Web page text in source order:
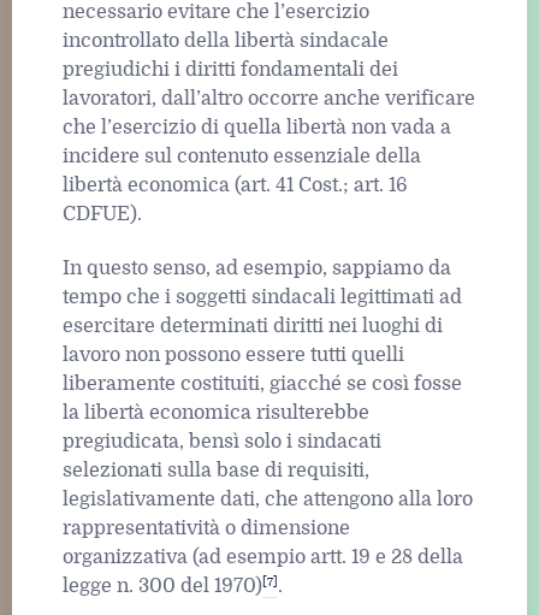
necessario evitare che l’esercizio
incontrollato della libertà sindacale
pregiudichi i diritti fondamentali dei
lavoratori, dall’altro occorre anche verificare
che l’esercizio di quella libertà non vada a
incidere sul contenuto essenziale della
libertà economica (art. 41 Cost.; art. 16
CDFUE).
In questo senso, ad esempio, sappiamo da
tempo che i soggetti sindacali legittimati ad
esercitare determinati diritti nei luoghi di
lavoro non possono essere tutti quelli
liberamente costituiti, giacché se così fosse
la libertà economica risulterebbe
pregiudicata, bensì solo i sindacati
selezionati sulla base di requisiti,
legislativamente dati, che attengono alla loro
rappresentatività o dimensione
organizzativa (ad esempio artt. 19 e 28 della
legge n. 300 del 1970) [7] .